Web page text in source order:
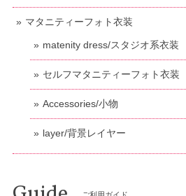
マタニティーフォト衣装
matenity dress/スタジオ系衣装
セルフマタニティーフォト衣装
Accessories/小物
layer/背景レイヤー